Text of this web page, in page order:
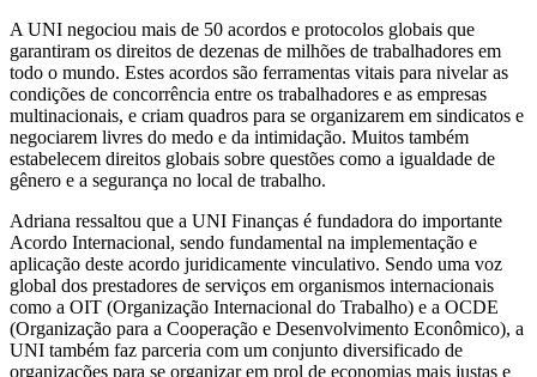
A UNI negociou mais de 50 acordos e protocolos globais que
garantiram os direitos de dezenas de milhões de trabalhadores em
todo o mundo. Estes acordos são ferramentas vitais para nivelar as
condições de concorrência entre os trabalhadores e as empresas
multinacionais, e criam quadros para se organizarem em sindicatos e
negociarem livres do medo e da intimidação. Muitos também
estabelecem direitos globais sobre questões como a igualdade de
gênero e a segurança no local de trabalho.
Adriana ressaltou que a UNI Finanças é fundadora do importante
Acordo Internacional, sendo fundamental na implementação e
aplicação deste acordo juridicamente vinculativo. Sendo uma voz
global dos prestadores de serviços em organismos internacionais
como a OIT (Organização Internacional do Trabalho) e a OCDE
(Organização para a Cooperação e Desenvolvimento Econômico), a
UNI também faz parceria com um conjunto diversificado de
organizações para se organizar em prol de economias mais justas e